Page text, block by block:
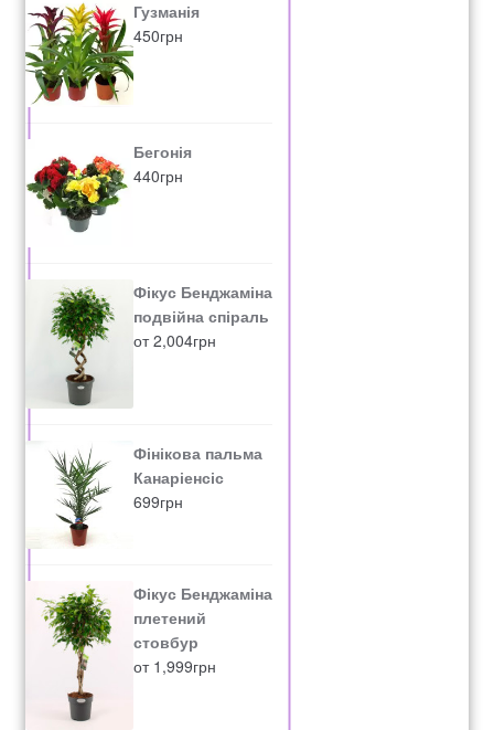
Гузманія
450грн
Бегонія
440грн
Фікус Бенджаміна
подвійна спіраль
от2,004грн
Фінікова пальма
Канаріенсіс
699грн
Фікус Бенджаміна
плетений
стовбур
от 1,999грн